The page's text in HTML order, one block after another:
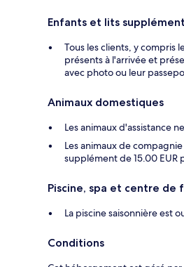
Enfants et lits
Tous les clients, y compris
présents à l'arrivée et
avec photo ou leur
Animaux domestiques
Les animaux d'assistance
Les animaux de
supplément de 15.00 EUR
Piscine, spa et centre de
La piscine saisonnière est
Conditions